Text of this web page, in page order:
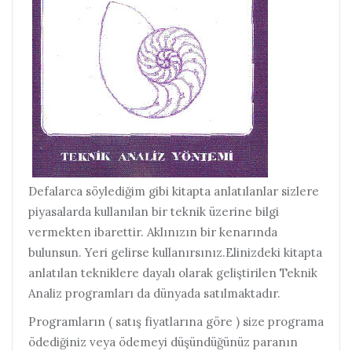
Defalarca söylediğim gibi kitapta anlatılanlar sizlere
piyasalarda kullanılan bir teknik üzerine bilgi
vermekten ibarettir. Aklınızın bir kenarında
bulunsun. Yeri gelirse kullanırsınız.Elinizdeki kitapta
anlatılan tekniklere dayalı olarak geliştirilen Teknik
Analiz programları da dünyada satılmaktadır.
Programların ( satış fiyatlarına göre ) size programa
ödediğiniz veya ödemeyi düşündüğünüz paranın